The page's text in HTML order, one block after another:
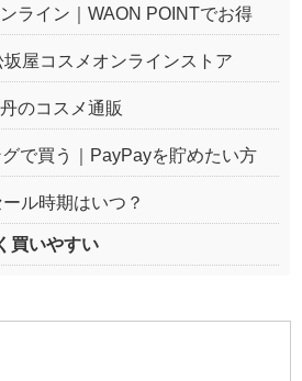
ライン｜WAON POINTでお得
屋コスメオンラインストア
のコスメ通販
で買う｜PayPayを貯めたい方
ル時期はいつ？
買いやすい